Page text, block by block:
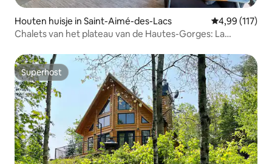
Houten huisje in Saint-Aimé-des-Lacs Gemiddelde
4,99 (117)
Chalets van het plateau van de Hautes-Gorges: La
Superhost
Superhost